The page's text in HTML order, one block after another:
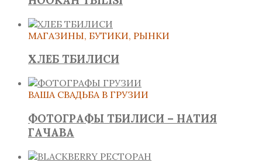
МАГАЗИНЫ, БУТИКИ, РЫНКИ
ХЛЕБ ТБИЛИСИ
ВАША СВАДЬБА В ГРУЗИИ
ФОТОГРАФЫ ТБИЛИСИ – НАТИЯ
ГАЧАВА